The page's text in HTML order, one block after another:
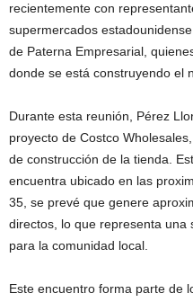
recientemente con
supermercados
de Paterna Empresarial,
donde se está construyendo el
Durante esta reunión, Pérez
proyecto de Costco
de construcción de la tienda.
encuentra ubicado en las
35, se prevé que genere
directos, lo que representa una
para la comunidad local.
Este encuentro forma parte de